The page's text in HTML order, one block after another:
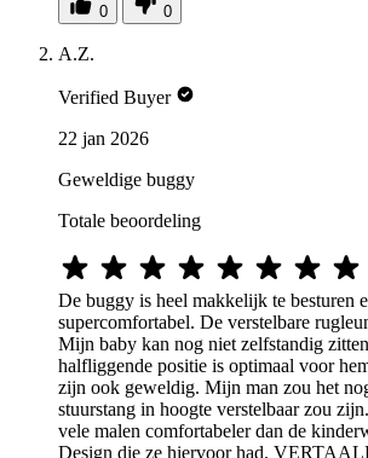
0 0
A.Z.
Verified Buyer
22 jan 2026
Geweldige buggy
Totale beoordeling
De buggy is heel makkelijk te besturen
supercomfortabel. De verstelbare
Mijn baby kan nog niet zelfstandig
halfliggende positie is optimaal voor
zijn ook geweldig. Mijn man zou het
stuurstang in hoogte verstelbaar zou
vele malen comfortabeler dan de
Design die ze hiervoor had.